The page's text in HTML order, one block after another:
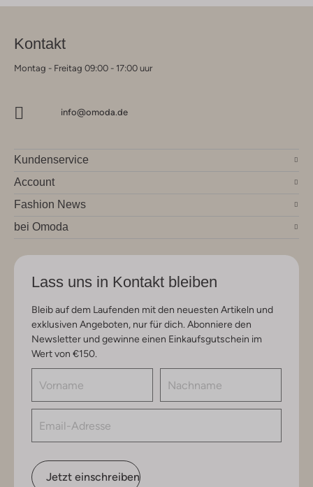
Kontakt
Montag - Freitag 09:00 - 17:00 uur
info@omoda.de
Kundenservice
Account
Fashion News
bei Omoda
Lass uns in Kontakt bleiben
Bleib auf dem Laufenden mit den neuesten Artikeln und
exklusiven Angeboten, nur für dich. Abonniere den
Newsletter und gewinne einen Einkaufsgutschein im
Wert von €150.
Jetzt einschreiben